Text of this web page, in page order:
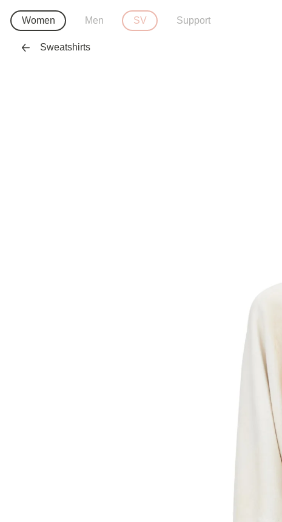
Women Men SV Support
Sweatshirts